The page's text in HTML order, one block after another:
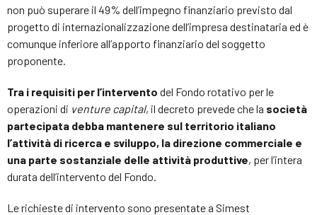
non può superare il 49% dell’impegno finanziario previsto dal
progetto di internazionalizzazione dell’impresa destinataria ed è
comunque inferiore all’apporto finanziario del soggetto
proponente.
Tra i requisiti per l’intervento del Fondo rotativo per le
operazioni di venture capital, il decreto prevede che la società
partecipata debba mantenere sul territorio italiano
l’attività di ricerca e sviluppo, la direzione commerciale e
una parte sostanziale delle attività produttive, per l’intera
durata dell’intervento del Fondo.
Le richieste di intervento sono presentate a Simest